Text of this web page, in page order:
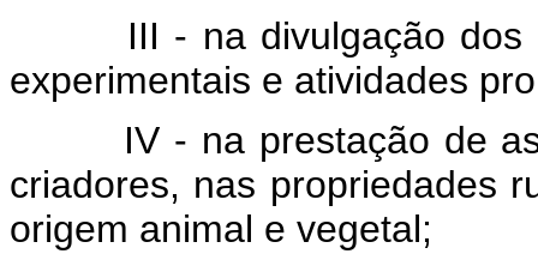
III - na divulgação dos
experimentais e atividades
IV - na prestação de
criadores, nas propriedades
origem animal e vegetal;